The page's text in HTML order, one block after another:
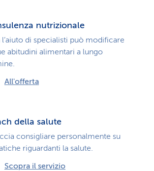
nutrizionale
l’aiuto di specialisti può modificare
abitudini alimentari a lungo
All'offerta
della salute
consigliare personalmente su
riguardanti la salute.
Scopra il servizio